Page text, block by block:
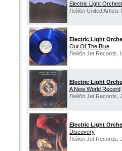
Electric Light
Лейбл United Artists
Electric Light
Out Of The Blue
Лейбл Jet Records,
Electric Light
A New World Record
Лейбл Jet Records,
Electric Light
Discovery
Лейбл Jet Records,